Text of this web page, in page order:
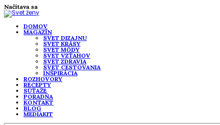
Načítava sa
DOMOV
MAGAZÍN
SVET DIZAJNU
SVET KRÁSY
SVET MÓDY
SVET VZŤAHOV
SVET ZDRAVIA
SVET CESTOVANIA
INŠPIRÁCIA
ROZHOVORY
RECEPTY
SÚŤAŽE
PORADŇA
KONTAKT
BLOG
MEDIAKIT